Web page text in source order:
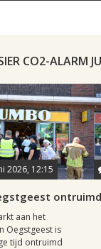
CO2-ALARM
2026, 12:15
ontruimd
aan het
Oegstgeest is
tijd ontruimd